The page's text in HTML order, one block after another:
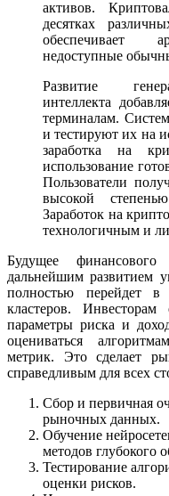
активов.
десятках
обеспечивает
недоступные
Развитие
интеллекта
терминалам.
и тестируют их на
заработка на
использование
Пользователи
высокой
Заработок на
технологичным и
Будущее
дальнейшим развитием
полностью перейдет
кластеров. Инвесторам
параметры риска и
оцениваться
метрик. Это сделает
справедливым для всех
Сбор и первичная
рыночных данных.
Обучение
методов глубокого
Тестирование
оценки рисков.